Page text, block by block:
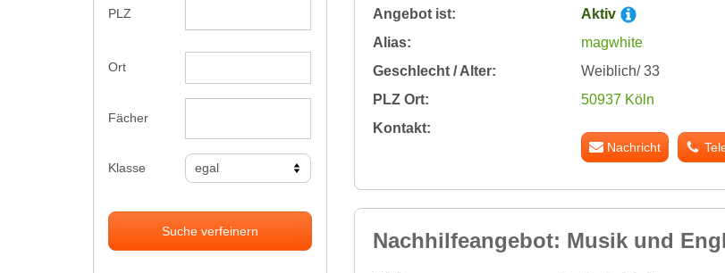
PLZ
Ort
Fächer
Klasse
Suche verfeinern
Angebot ist:
Aktiv
Alias:
magwhite
Geschlecht / Alter:
Weiblich/ 33
PLZ Ort:
50937 Köln
Kontakt:
Nachricht
Nachhilfeangebot: Musik und